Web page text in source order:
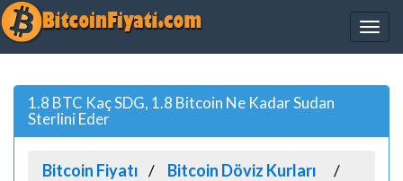
1.8 BTC Kaç SDG, 1.8 Bitcoin Ne Kadar Sudan
Sterlini Eder
Bitcoin Fiyatı
Bitcoin Döviz Kurları